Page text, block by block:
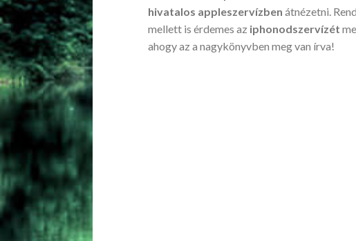
hivatalos appleszervízben átnézetni.
mellett is érdemes az iphonodszervízét
ahogy az a nagykönyvben meg van írva!